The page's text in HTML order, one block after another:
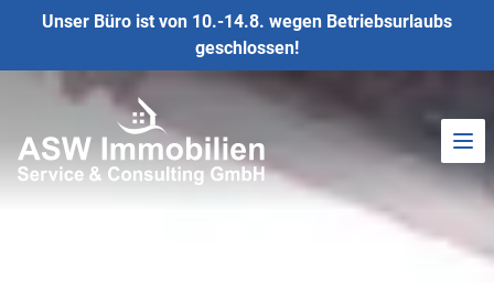
Unser Büro ist von 10.-14.8. wegen Betriebsurlaubs
geschlossen!